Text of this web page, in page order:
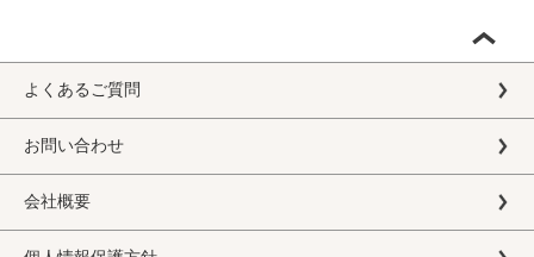
よくあるご質問
お問い合わせ
会社概要